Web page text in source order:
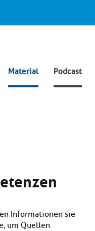
Material Podcast
Informationen sie
um Quellen